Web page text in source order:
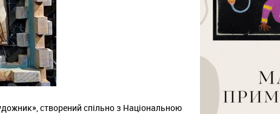
створений спільно з Національною